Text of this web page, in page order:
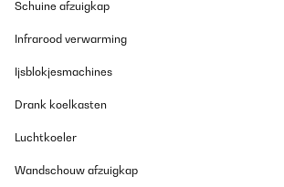
verwendet, muss man sie ja nicht so oft spülen.
Amazon-Benutzer
Schuine afzuigkap
Infrarood verwarming
Ijsblokjesmachines
Drank koelkasten
Luchtkoeler
Wandschouw afzuigkap